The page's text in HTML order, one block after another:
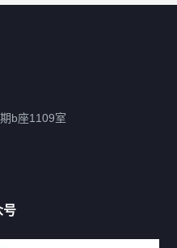
b座1109室
号